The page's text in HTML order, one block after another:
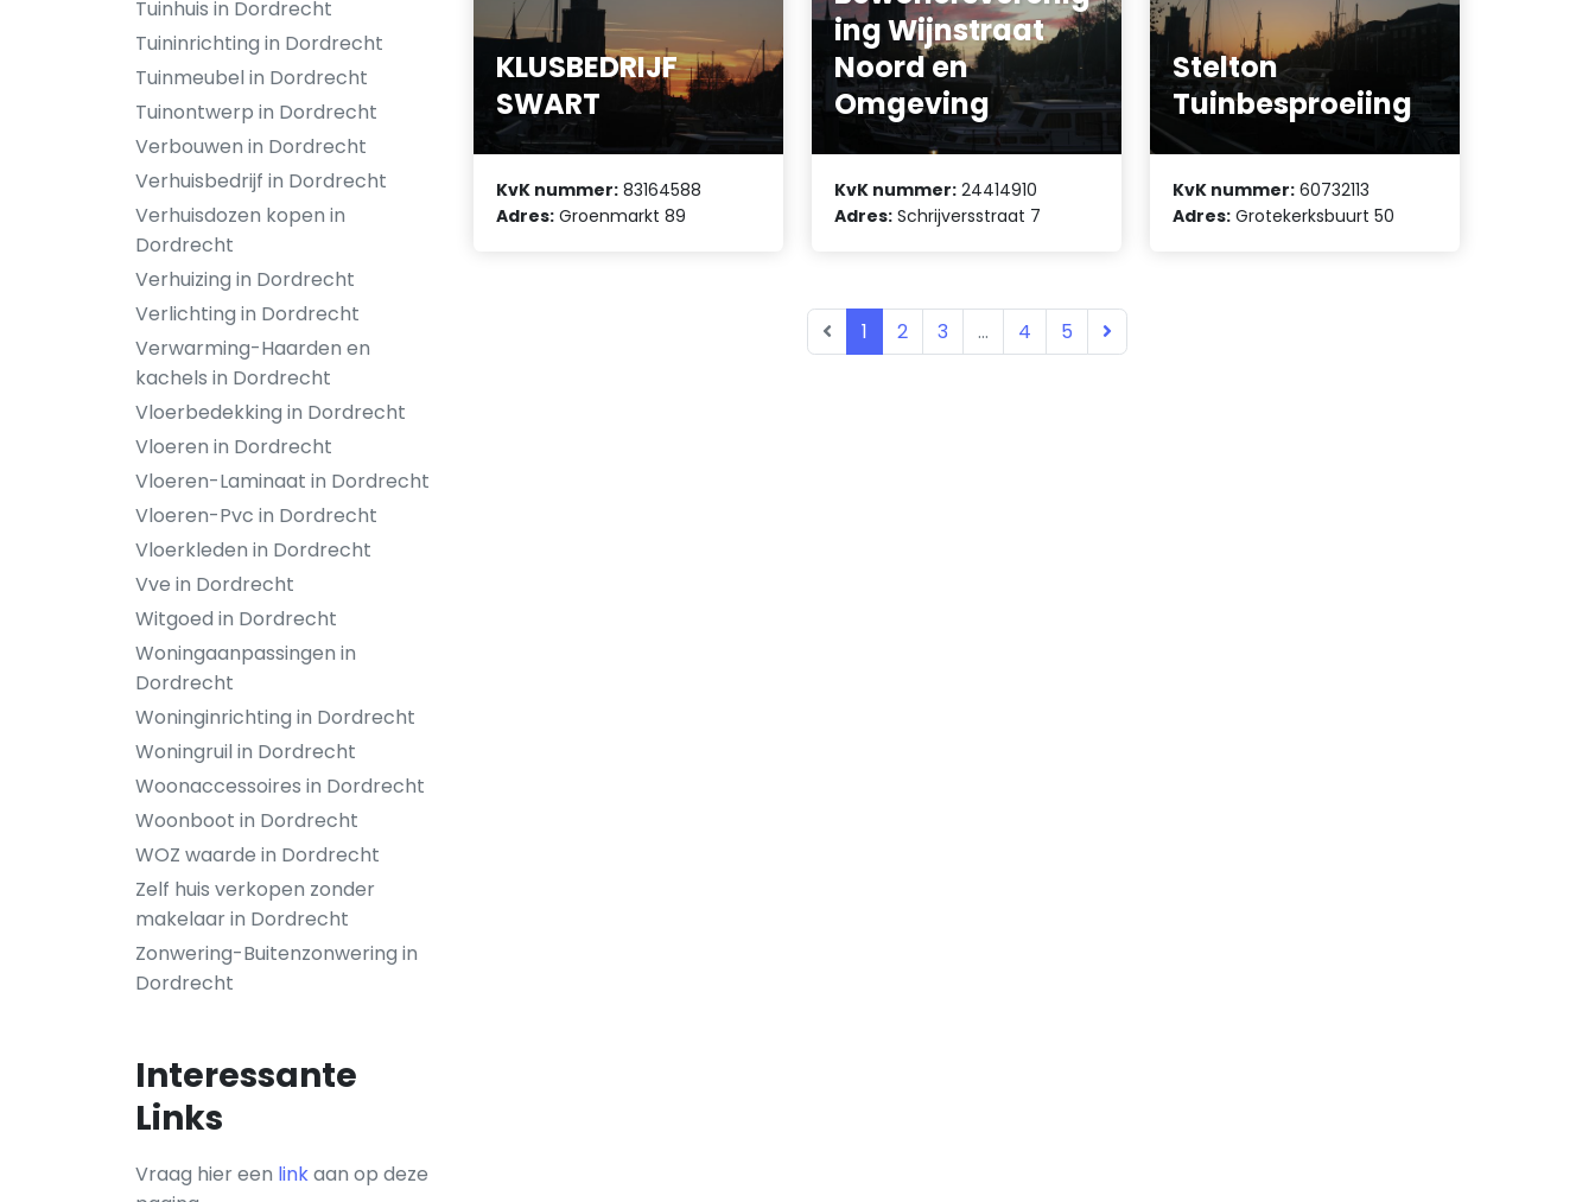
Tuinhuis in Dordrecht
Tuininrichting in Dordrecht
Tuinmeubel in Dordrecht
Tuinontwerp in Dordrecht
Verbouwen in Dordrecht
Verhuisbedrijf in Dordrecht
Verhuisdozen kopen in
Dordrecht
Verhuizing in Dordrecht
Verlichting in Dordrecht
Verwarming-Haarden en
kachels in Dordrecht
Vloerbedekking in Dordrecht
Vloeren in Dordrecht
Vloeren-Laminaat in Dordrecht
Vloeren-Pvc in Dordrecht
Vloerkleden in Dordrecht
Vve in Dordrecht
Witgoed in Dordrecht
Woningaanpassingen in
Dordrecht
Woninginrichting in Dordrecht
Woningruil in Dordrecht
Woonaccessoires in Dordrecht
Woonboot in Dordrecht
WOZ waarde in Dordrecht
Zelf huis verkopen zonder
makelaar in Dordrecht
Zonwering-Buitenzonwering in
Dordrecht
Interessante
Links
Vraag hier een linkaan op deze
KLUSBEDRIJF
SWART
KvK nummer: 83164588
Adres: Groenmarkt 89
ing Wijnstraat
Noord en
Omgeving
KvK nummer: 24414910
Adres: Schrijversstraat 7
Stelton
Tuinbesproeiing
KvK nummer: 60732113
Adres: Grotekerksbuurt 50
1 2 3 ... 4 5